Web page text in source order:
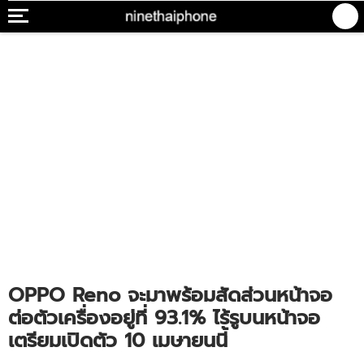
OPPO Reno จะมาพร้อมสัดส่วนหน้าจอ
ต่อตัวเครื่องอยู่ที่ 93.1% ไร้รูบนหน้าจอ
เตรียมเปิดตัว 10 เมษายนนี้